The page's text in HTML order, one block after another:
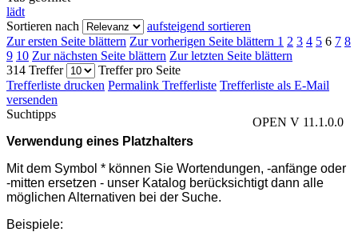
lädt
Sortieren nach
aufsteigend sortieren
Zur ersten Seite blättern Zur vorherigen Seite blättern 1 2 3 4 5 6 7 8
9 10 Zur nächsten Seite blättern Zur letzten Seite blättern
314 Treffer
Treffer pro Seite
Trefferliste drucken Permalink Trefferliste Trefferliste als E-Mail
versenden
OPEN V 11.1.0.0
Suchtipps
Verwendung eines Platzhalters
Mit dem Symbol * können Sie Wortendungen, -anfänge oder
-mitten ersetzen - unser Katalog berücksichtigt dann alle
möglichen Alternativen bei der Suche.
Beispiele: